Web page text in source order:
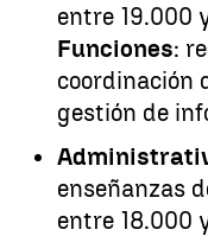
entre 19.000
Funciones:
coordinación
gestión de
enseñanzas
entre 18.000